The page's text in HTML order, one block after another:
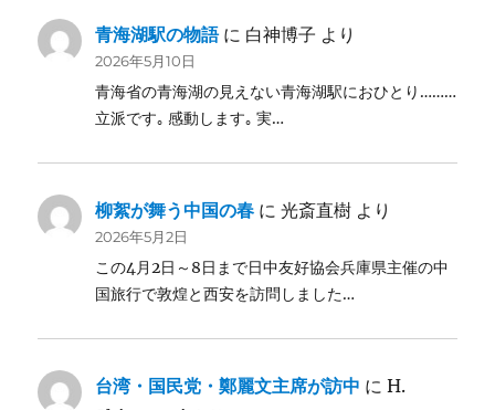
青海湖駅の物語に 白神博子 より
2026年5月10日
青海省の青海湖の見えない青海湖駅におひとり………
立派です｡ 感動します｡ 実…
柳絮が舞う中国の春 に光斎直樹 より
2026年5月2日
この4月2日～8日まで日中友好協会兵庫県主催の中
国旅行で敦煌と西安を訪問しました…
台湾・国民党・鄭麗文主席が訪中 にH.